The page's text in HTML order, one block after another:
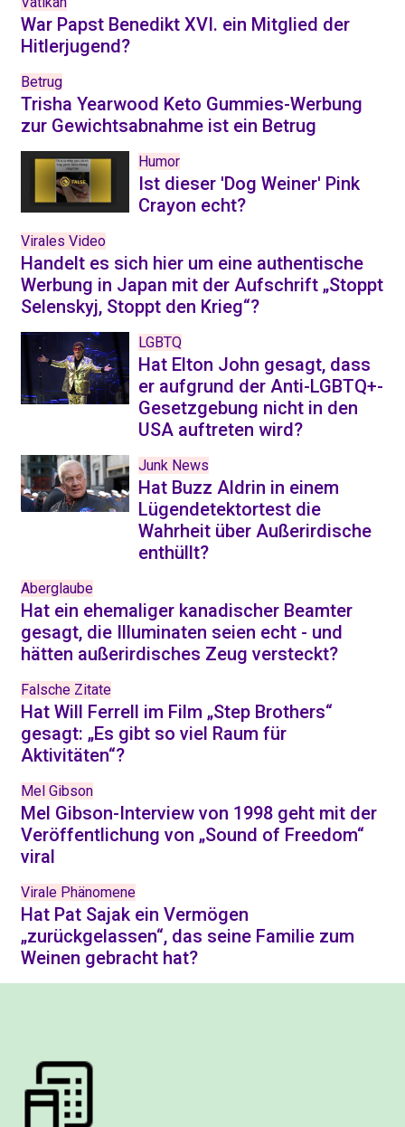
War Papst Benedikt XVI. ein Mitglied der
Hitlerjugend?
Betrug
Trisha Yearwood Keto Gummies-Werbung
zur Gewichtsabnahme ist ein Betrug
Humor
Ist dieser 'Dog Weiner' Pink
Crayon echt?
Virales Video
Handelt es sich hier um eine authentische
Werbung in Japan mit der Aufschrift „Stoppt
Selenskyj, Stoppt den Krieg“?
LGBTQ
Hat Elton John gesagt, dass
er aufgrund der Anti-LGBTQ+-
Gesetzgebung nicht in den
USA auftreten wird?
Junk News
Hat Buzz Aldrin in einem
Lügendetektortest die
Wahrheit über Außerirdische
enthüllt?
Aberglaube
Hat ein ehemaliger kanadischer Beamter
gesagt, die Illuminaten seien echt - und
hätten außerirdisches Zeug versteckt?
Falsche Zitate
Hat Will Ferrell im Film „Step Brothers“
gesagt: „Es gibt so viel Raum für
Aktivitäten“?
Mel Gibson
Mel Gibson-Interview von 1998 geht mit der
Veröffentlichung von „Sound of Freedom“
viral
Virale Phänomene
Hat Pat Sajak ein Vermögen
„zurückgelassen“, das seine Familie zum
Weinen gebracht hat?